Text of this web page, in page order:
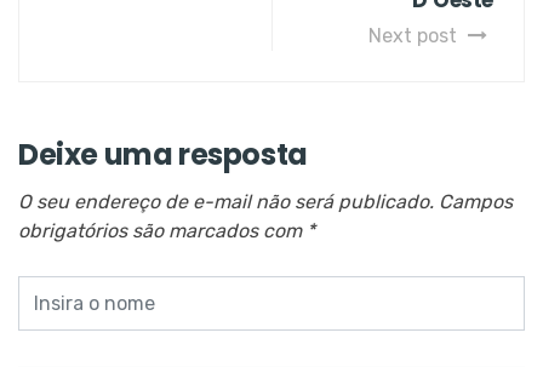
Next post
Deixe uma resposta
O seu endereço de e-mail não será publicado. Campos
obrigatórios são marcados com *